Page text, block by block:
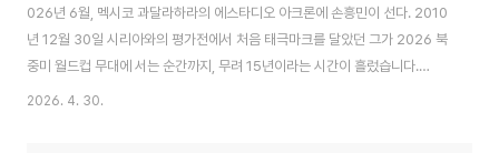
026년 6월, 멕시코 과달라하라의 에스타디오 아크론에 손흥민이 선다. 2010
년 12월 30일 시리아와의 평가전에서 처음 태극마크를 달았던 그가 2026 북
중미 월드컵 무대에 서는 순간까지, 무려 15년이라는 시간이 흘렀습니다.
Yahoo SportsA매치 142경기, 54골, 4번의 월드컵. 숫자만으로는 담기지
2026. 4. 30.